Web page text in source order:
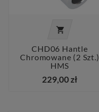

CHD06 Hantle
Chromowane (2 Szt.)
HMS
229,00 zł